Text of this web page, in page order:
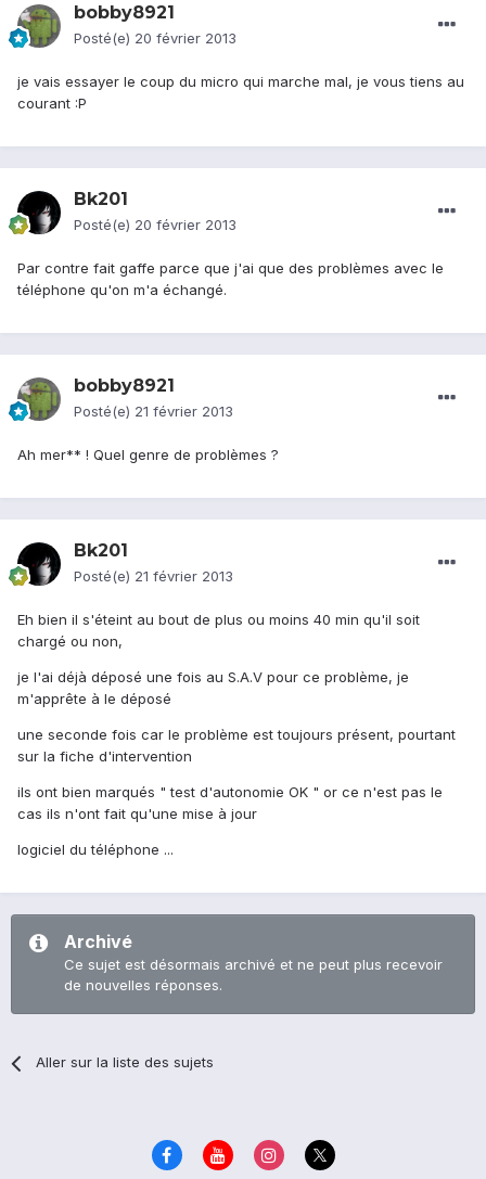
bobby8921
Posté(e) 20 février 2013
je vais essayer le coup du micro qui marche mal, je vous tiens au
courant :P
Bk201
Posté(e) 20 février 2013
Par contre fait gaffe parce que j'ai que des problèmes avec le
téléphone qu'on m'a échangé.
bobby8921
Posté(e) 21 février 2013
Ah mer** ! Quel genre de problèmes ?
Bk201
Posté(e) 21 février 2013
Eh bien il s'éteint au bout de plus ou moins 40 min qu'il soit
chargé ou non,
je l'ai déjà déposé une fois au S.A.V pour ce problème, je
m'apprête à le déposé
une seconde fois car le problème est toujours présent, pourtant
sur la fiche d'intervention
ils ont bien marqués " test d'autonomie OK " or ce n'est pas le
cas ils n'ont fait qu'une mise à jour
logiciel du téléphone ...
Archivé
Ce sujet est désormais archivé et ne peut plus recevoir
de nouvelles réponses.
Aller sur la liste des sujets